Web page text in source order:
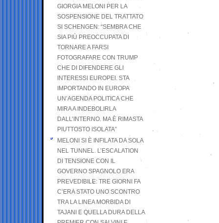
GIORGIA MELONI PER LA
SOSPENSIONE DEL TRATTATO
SI SCHENGEN: “SEMBRA CHE
SIA PIÙ PREOCCUPATA DI
TORNARE A FARSI
FOTOGRAFARE CON TRUMP
CHE DI DIFENDERE GLI
INTERESSI EUROPEI. STA
IMPORTANDO IN EUROPA
UN’AGENDA POLITICA CHE
MIRA A INDEBOLIRLA
DALL’INTERNO. MA È RIMASTA
PIUTTOSTO ISOLATA”
MELONI SI È INFILATA DA SOLA
NEL TUNNEL. L’ESCALATION
DI TENSIONE CON IL
GOVERNO SPAGNOLO ERA
PREVEDIBILE: TRE GIORNI FA
C’ERA STATO UNO SCONTRO
TRA LA LINEA MORBIDA DI
TAJANI E QUELLA DURA DELLA